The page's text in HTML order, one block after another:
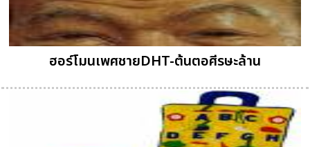
ฮอร์โมนเพศชายDHT-ต้นตอศีรษะล้าน